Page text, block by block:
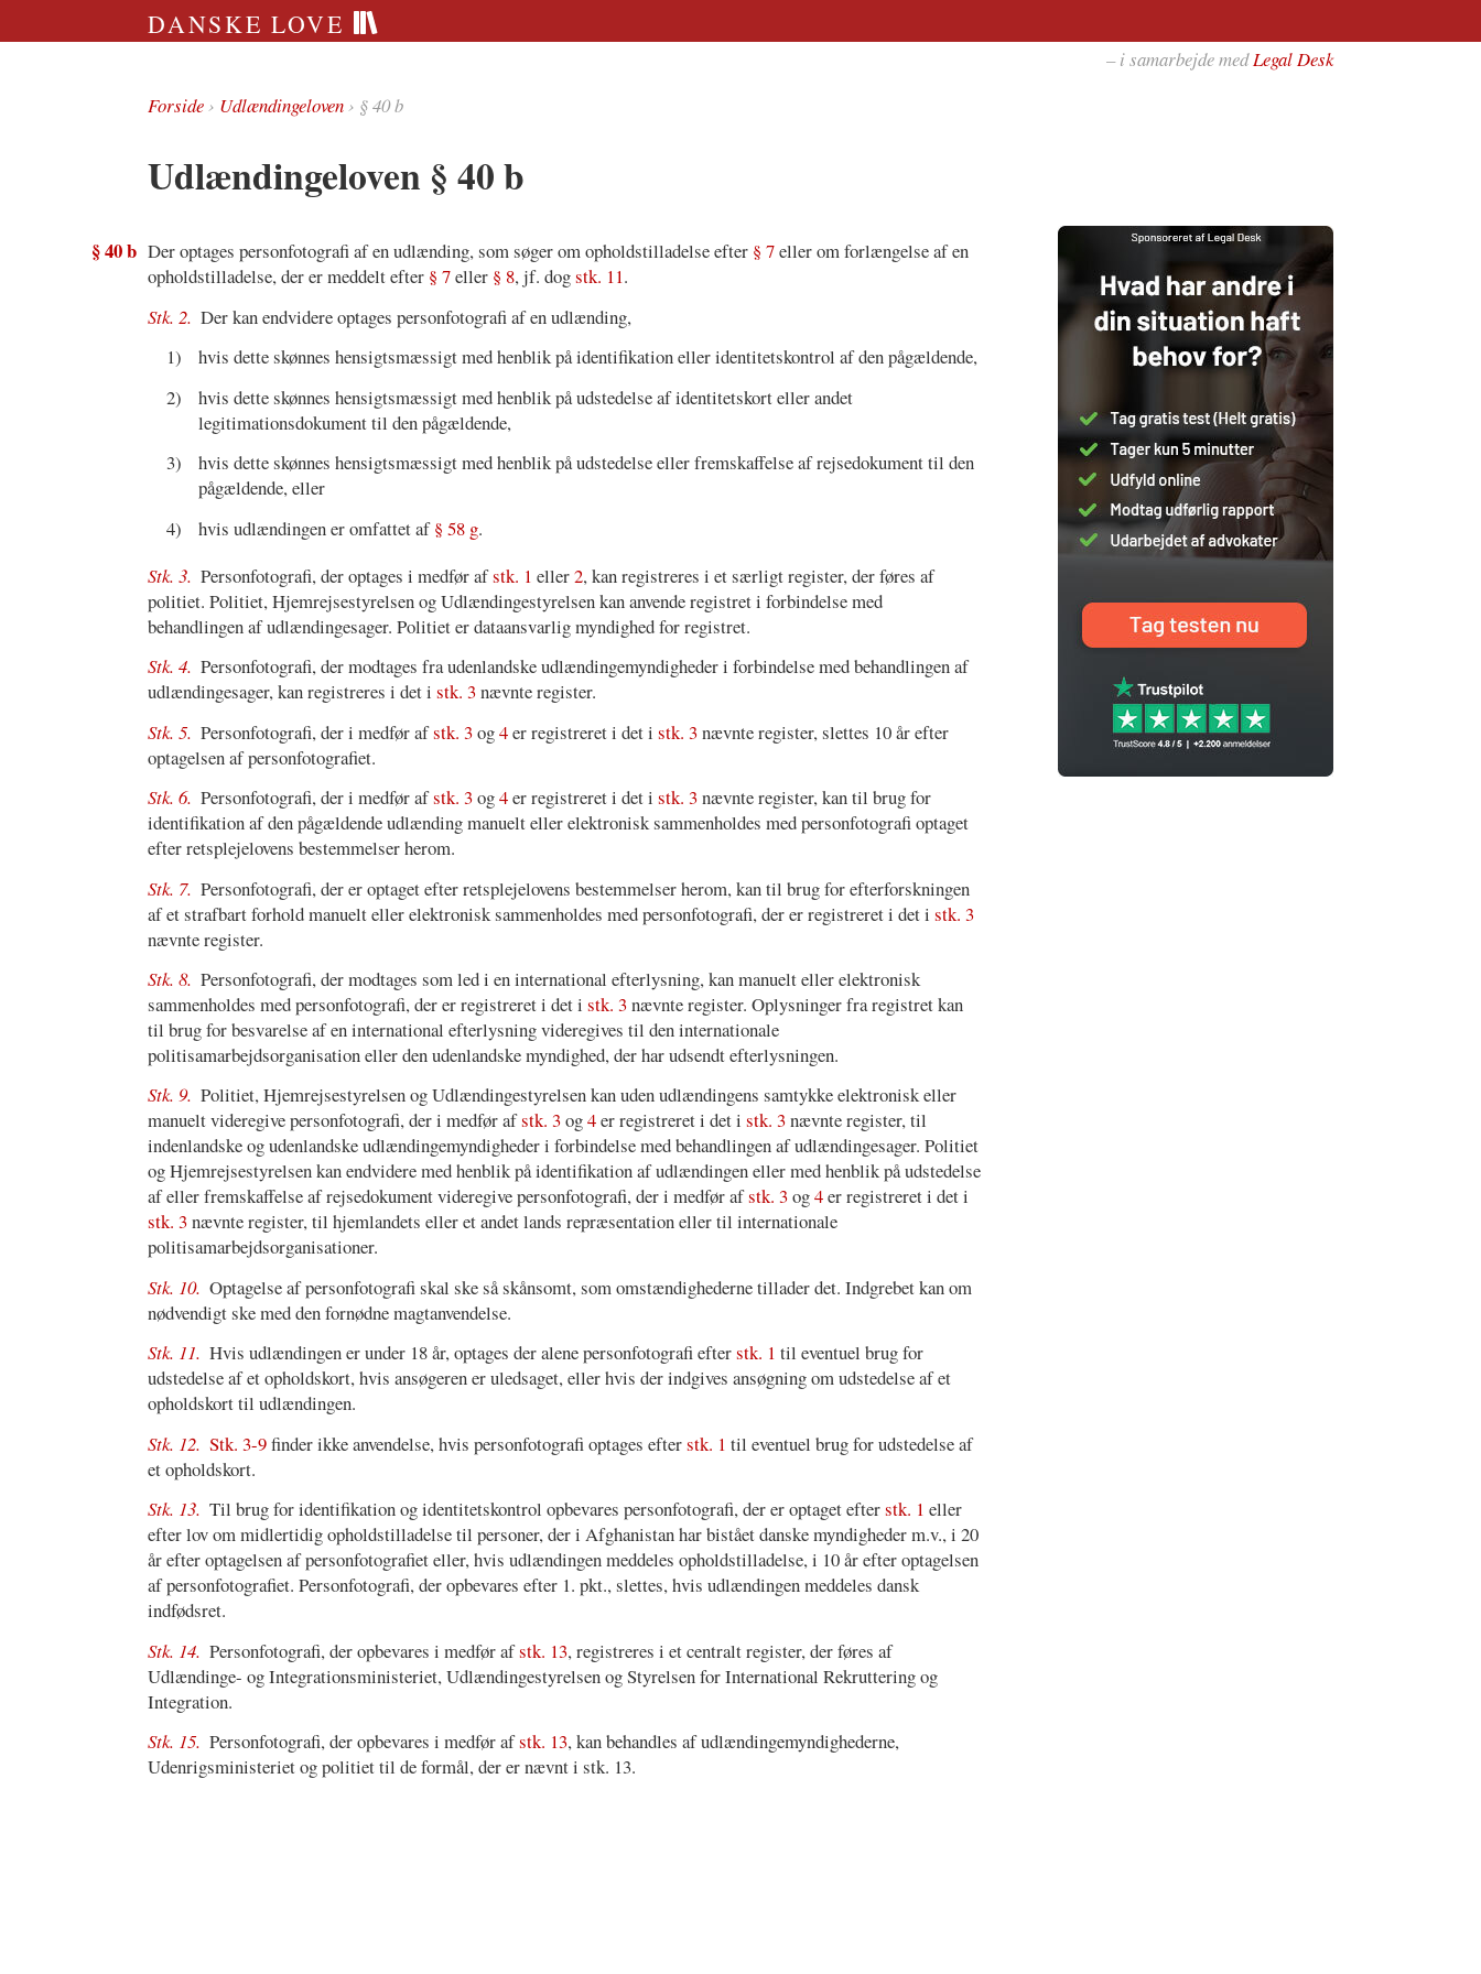
DANSKE LOVE
– i samarbejde medLegal Desk
Forside› Udlændingeloven› § 40 b
Udlændingeloven § 40 b
§ 40 b Der optages personfotografi af en udlænding, som søger om opholdstilladelse efter § 7eller om forlængelse af en
opholdstilladelse, der er meddelt efter § 7eller § 8, jf. dogstk. 11.
Stk. 2. Der kan endvidere optages personfotografi af en udlænding,
1)
hvis dette skønnes hensigtsmæssigt med henblik på identifikation eller identitetskontrol af den pågældende,
2)
hvis dette skønnes hensigtsmæssigt med henblik på udstedelse af identitetskort eller andet
legitimationsdokument til den pågældende,
3)
hvis dette skønnes hensigtsmæssigt med henblik på udstedelse eller fremskaffelse af rejsedokument til den
pågældende, eller
4)
hvis udlændingen er omfattet af§ 58 g.
Stk. 3. Personfotografi, der optages i medfør afstk. 1 eller2, kan registreres i et særligt register, der føres af
politiet. Politiet, Hjemrejsestyrelsen og Udlændingestyrelsen kan anvende registret i forbindelse med
behandlingen af udlændingesager. Politiet er dataansvarlig myndighed for registret.
Stk. 4. Personfotografi, der modtages fra udenlandske udlændingemyndigheder i forbindelse med behandlingen af
udlændingesager, kan registreres i det istk. 3nævnte register.
Stk. 5. Personfotografi, der i medfør afstk. 3og4er registreret i det i stk. 3nævnte register, slettes 10 år efter
optagelsen af personfotografiet.
Stk. 6. Personfotografi, der i medfør afstk. 3og4er registreret i det i stk. 3nævnte register, kan til brug for
identifikation af den pågældende udlænding manuelt eller elektronisk sammenholdes med personfotografi optaget
efter retsplejelovens bestemmelser herom.
Stk. 7. Personfotografi, der er optaget efter retsplejelovens bestemmelser herom, kan til brug for efterforskningen
af et strafbart forhold manuelt eller elektronisk sammenholdes med personfotografi, der er registreret i det istk. 3
nævnte register.
Stk. 8. Personfotografi, der modtages som led i en international efterlysning, kan manuelt eller elektronisk
sammenholdes med personfotografi, der er registreret i det istk. 3nævnte register. Oplysninger fra registret kan
til brug for besvarelse af en international efterlysning videregives til den internationale
politisamarbejdsorganisation eller den udenlandske myndighed, der har udsendt efterlysningen.
Stk. 9. Politiet, Hjemrejsestyrelsen og Udlændingestyrelsen kan uden udlændingens samtykke elektronisk eller
manuelt videregive personfotografi, der i medfør afstk. 3og4er registreret i det istk. 3nævnte register, til
indenlandske og udenlandske udlændingemyndigheder i forbindelse med behandlingen af udlændingesager. Politiet
og Hjemrejsestyrelsen kan endvidere med henblik på identifikation af udlændingen eller med henblik på udstedelse
af eller fremskaffelse af rejsedokument videregive personfotografi, der i medfør afstk. 3og4er registreret i det i
stk. 3nævnte register, til hjemlandets eller et andet lands repræsentation eller til internationale
politisamarbejdsorganisationer.
Stk. 10. Optagelse af personfotografi skal ske så skånsomt, som omstændighederne tillader det. Indgrebet kan om
nødvendigt ske med den fornødne magtanvendelse.
Stk. 11. Hvis udlændingen er under 18 år, optages der alene personfotografi efterstk. 1 til eventuel brug for
udstedelse af et opholdskort, hvis ansøgeren er uledsaget, eller hvis der indgives ansøgning om udstedelse af et
opholdskort til udlændingen.
Stk. 12. Stk. 3-9finder ikke anvendelse, hvis personfotografi optages efterstk. 1 til eventuel brug for udstedelse af
et opholdskort.
Stk. 13. Til brug for identifikation og identitetskontrol opbevares personfotografi, der er optaget efterstk. 1 eller
efter lov om midlertidig opholdstilladelse til personer, der i Afghanistan har bistået danske myndigheder m.v., i 20
år efter optagelsen af personfotografiet eller, hvis udlændingen meddeles opholdstilladelse, i 10 år efter optagelsen
af personfotografiet. Personfotografi, der opbevares efter 1. pkt., slettes, hvis udlændingen meddeles dansk
indfødsret.
Stk. 14. Personfotografi, der opbevares i medfør afstk. 13, registreres i et centralt register, der føres af
Udlændinge- og Integrationsministeriet, Udlændingestyrelsen og Styrelsen for International Rekruttering og
Integration.
Stk. 15. Personfotografi, der opbevares i medfør afstk. 13, kan behandles af udlændingemyndighederne,
Udenrigsministeriet og politiet til de formål, der er nævnt i stk. 13.